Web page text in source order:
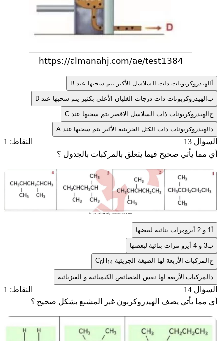
الهيدروكربونات ذات السلاسل الأكبر يتم سحبها عند B
بالهيدروكربونات ذات درجات الغليان الأعلى بكثير يتم سحبها عند D
جالهيدروكربونات ذات السلاسل الاقصر يتم سحبها عند C
الهيدروكربونات ذات الكتل الجزيئية الأكبر يتم سحبها عند A
السؤال 13
النقاط: 1
أي مما يأتي صحيح فيما يتعلق بالمركبات بالجدول ؟
1 و 2 أيزومرات بنائية لبعضها
ب3 و 4 أيزو مرات بنائية لبعضها
جالمركبات الأربعة لها الصيغة الجزيئية C6H14
المركبات الأربعة لها نفس الخصائص الكيميائية و الفيزيائية
السؤال 14
النقاط: 1
أي مما يأتي يصف الهيدروكربون غير المشبع بشكل صحيح ؟